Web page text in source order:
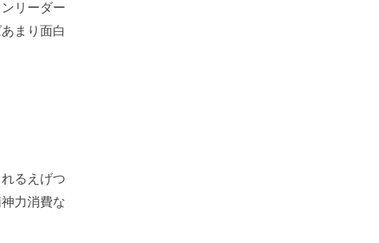
リーダー
まり面白
るえげつ
力消費な